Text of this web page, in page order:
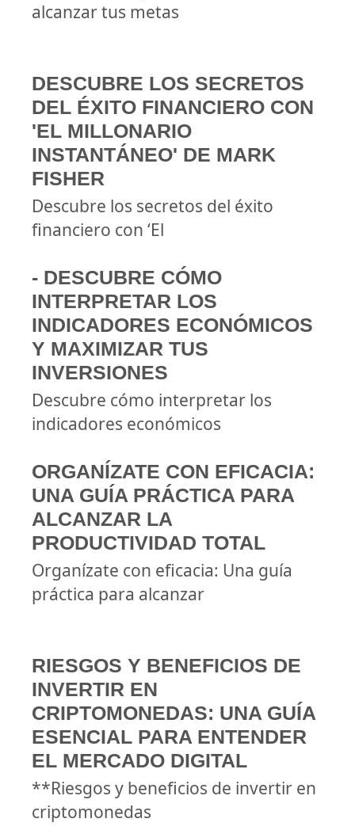
alcanzar tus metas
DESCUBRE LOS SECRETOS
DEL ÉXITO FINANCIERO CON
'EL MILLONARIO
INSTANTÁNEO' DE MARK
FISHER
Descubre los secretos del éxito
financiero con ‘El
- DESCUBRE CÓMO
INTERPRETAR LOS
INDICADORES ECONÓMICOS
Y MAXIMIZAR TUS
INVERSIONES
Descubre cómo interpretar los
indicadores económicos
ORGANÍZATE CON EFICACIA:
UNA GUÍA PRÁCTICA PARA
ALCANZAR LA
PRODUCTIVIDAD TOTAL
Organízate con eficacia: Una guía
práctica para alcanzar
RIESGOS Y BENEFICIOS DE
INVERTIR EN
CRIPTOMONEDAS: UNA GUÍA
ESENCIAL PARA ENTENDER
EL MERCADO DIGITAL
**Riesgos y beneficios de invertir en
criptomonedas